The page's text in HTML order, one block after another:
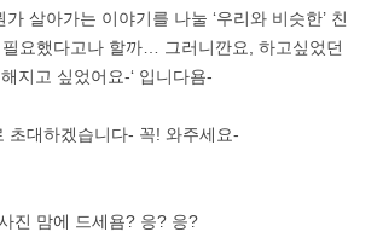
살아가는 이야기를 나눌 ‘우리와 비슷한’ 친
요했다고나 할까… 그러니깐요, 하고싶었던
지고 싶었어요-‘ 입니다욤-
초대하겠습니다- 꼭! 와주세요-
진 맘에 드세욤? 응? 응?